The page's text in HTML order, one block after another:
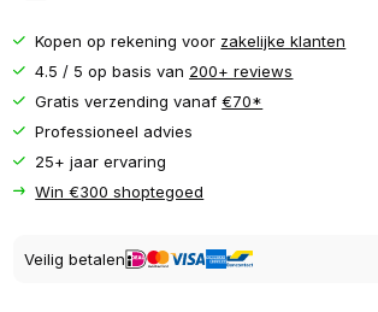
Kopen op rekening voor zakelijke klanten
4.5 / 5 op basis van 200+ reviews
Gratis verzending vanaf€70*
Professioneel advies
25+ jaar ervaring
Win €300 shoptegoed
Veilig betalen